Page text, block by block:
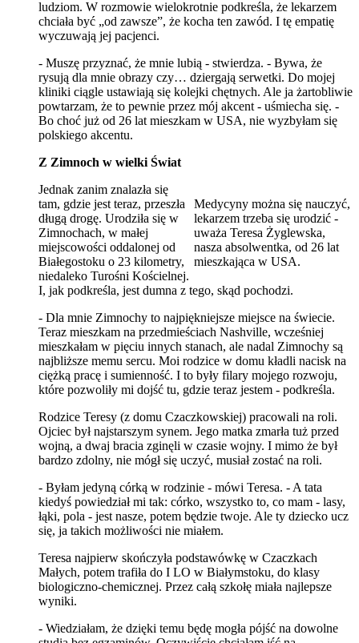
ludziom. W rozmowie wielokrotnie podkreśla, że lekarzem
chciała być „od zawsze”, że kocha ten zawód. I tę empatię
wyczuwają jej pacjenci.
- Muszę przyznać, że mnie lubią - stwierdza. - Bywa, że
rysują dla mnie obrazy czy… dziergają serwetki. Do mojej
kliniki ciągle ustawiają się kolejki chętnych. Ale ja żartobliwie
powtarzam, że to pewnie przez mój akcent - uśmiecha się. -
Bo choć już od 26 lat mieszkam w USA, nie wyzbyłam się
polskiego akcentu.
Z Zimnoch w wielki Świat
Medycyny można się nauczyć,
lekarzem trzeba się urodzić -
uważa Teresa Żyglewska,
nasza absolwentka, od 26 lat
mieszkająca w USA.
Jednak zanim znalazła się
tam, gdzie jest teraz, przeszła
długą drogę. Urodziła się w
Zimnochach, w małej
miejscowości oddalonej od
Białegostoku o 23 kilometry,
niedaleko Turośni Kościelnej.
I, jak podkreśla, jest dumna z tego, skąd pochodzi.
- Dla mnie Zimnochy to najpiękniejsze miejsce na świecie.
Teraz mieszkam na przedmieściach Nashville, wcześniej
mieszkałam w pięciu innych stanach, ale nadal Zimnochy są
najbliższe memu sercu. Moi rodzice w domu kładli nacisk na
ciężką pracę i sumienność. I to były filary mojego rozwoju,
które pozwoliły mi dojść tu, gdzie teraz jestem - podkreśla.
Rodzice Teresy (z domu Czaczkowskiej) pracowali na roli.
Ojciec był najstarszym synem. Jego matka zmarła tuż przed
wojną, a dwaj bracia zginęli w czasie wojny. I mimo że był
bardzo zdolny, nie mógł się uczyć, musiał zostać na roli.
- Byłam jedyną córką w rodzinie - mówi Teresa. - A tata
kiedyś powiedział mi tak: córko, wszystko to, co mam - lasy,
łąki, pola - jest nasze, potem będzie twoje. Ale ty dziecko ucz
się, ja takich możliwości nie miałem.
Teresa najpierw skończyła podstawówkę w Czaczkach
Małych, potem trafiła do I LO w Białymstoku, do klasy
biologiczno-chemicznej. Przez całą szkołę miała najlepsze
wyniki.
- Wiedziałam, że dzięki temu będę mogła pójść na dowolne